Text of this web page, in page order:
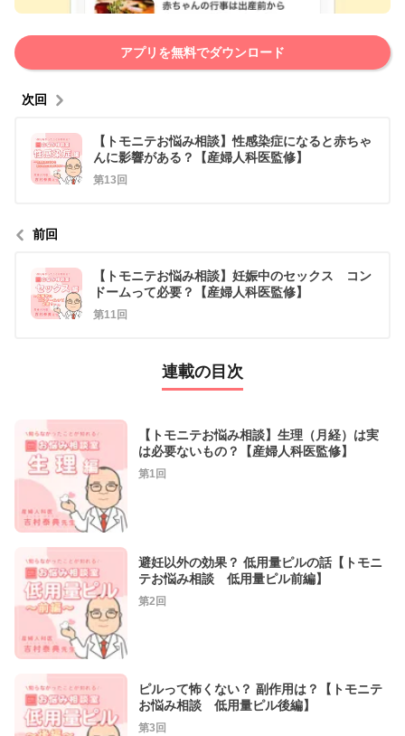
アプリを無料でダウンロード
次回
【トモニテお悩み相談】性感染症になると赤ちゃ
んに影響がある？【産婦人科医監修】
第13回
前回
【トモニテお悩み相談】妊娠中のセックス コン
ドームって必要？【産婦人科医監修】
第11回
連載の目次
【トモニテお悩み相談】生理（月経）は実
は必要ないもの？【産婦人科医監修】
第1回
避妊以外の効果？ 低用量ピルの話【トモニ
テお悩み相談 低用量ピル前編】
第2回
ピルって怖くない？ 副作用は？【トモニテ
お悩み相談 低用量ピル後編】
第3回